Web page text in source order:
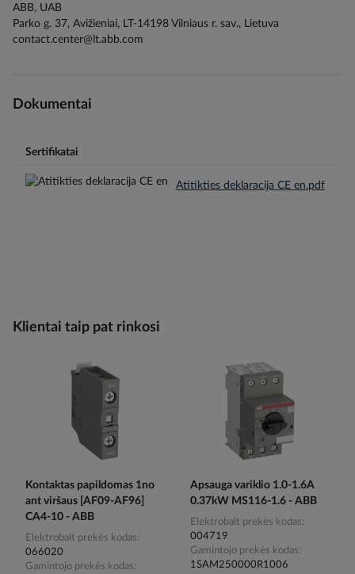
ABB, UAB
Parko g. 37, Avižieniai, LT-14198 Vilniaus r. sav., Lietuva
contact.center@lt.abb.com
Dokumentai
Sertifikatai
Atitikties deklaracija CE en.pdf
Klientai taip pat rinkosi
Kontaktas papildomas 1no
ant viršaus [AF09-AF96]
CA4-10 - ABB
Elektrobalt prekės kodas
066020
Gamintojo prekės kodas
Apsauga variklio 1.0-1.6A
0.37kW MS116-1.6 - ABB
Elektrobalt prekės kodas
004719
Gamintojo prekės kodas
1SAM250000R1006